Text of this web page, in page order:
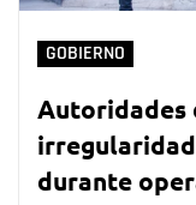
GOBIERNO
Autoridades
durante